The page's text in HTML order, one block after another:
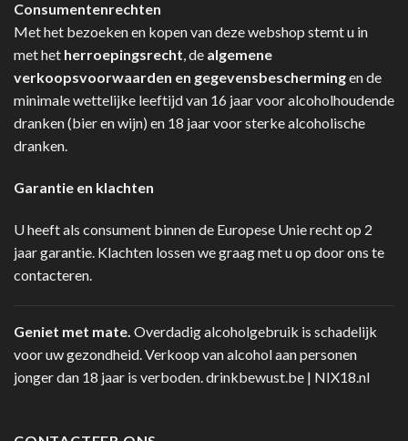
Consumentenrechten
Met het bezoeken en kopen van deze webshop stemt u in
met het herroepingsrecht, de algemene
verkoopsvoorwaarden en gegevensbeschermingen de
minimale wettelijke leeftijd van 16 jaar voor alcoholhoudende
dranken (bier en wijn) en 18 jaar voor sterke alcoholische
dranken.
Garantie en klachten
U heeft als consument binnen de Europese Unie recht op 2
jaar garantie. Klachten lossen we graag met u op door ons te
contacteren.
Geniet met mate. Overdadig alcoholgebruik is schadelijk
voor uw gezondheid. Verkoop van alcohol aan personen
jonger dan 18 jaar is verboden.drinkbewust.be | NIX18.nl